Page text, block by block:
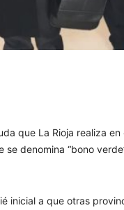
que La Rioja realiza
denomina “bono
inicial a que otras